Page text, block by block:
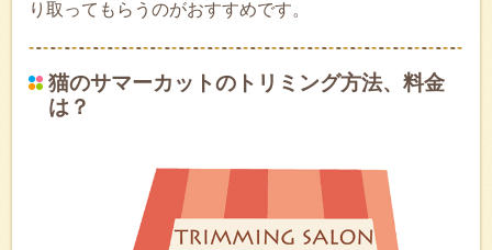
り取ってもらうのがおすすめです。
猫のサマーカットのトリミング方法、料金
は？